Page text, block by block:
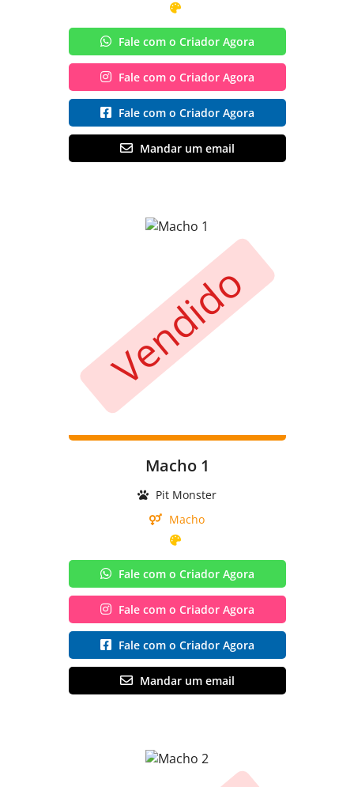
Fale com o Criador Agora
Fale com o Criador Agora
Fale com o Criador Agora
Mandar um email
Vendido
Macho 1
Pit Monster
Macho
Fale com o Criador Agora
Fale com o Criador Agora
Fale com o Criador Agora
Mandar um email